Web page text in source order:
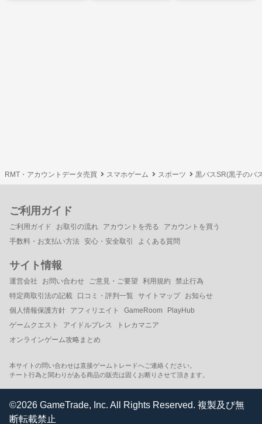
RMT・アカウントデータ売買 スマホゲーム スポーツ 黒バスSR(黒子のバ
ご利用ガイド
ご利用ガイド お取引の流れ アカウントを売る
アカウントを買う
手数料・お支払い方法 安心・安全取引 よくある質問
サイト情報
運営会社 お問い合わせ ご意見・ご要望 利用規約
禁止行為
特定商取引法の記載
口コミ・評判一覧 サイトマップ
お知らせ
個人情報保護方針
アフィリエイト GameRoom
PlayHub
ゲームクエスト
アイドルプレス
トレカマニア
オンラインゲーム攻略まとめ
本サイトの問い合わせは直接ゲームトレードへご連絡ください。
チート行為と関わりがある商品の販売は固くお断りさせて頂きます。
©2026 GameTrade, Inc. All Rights Reserved. 複製及び無
断転載禁止